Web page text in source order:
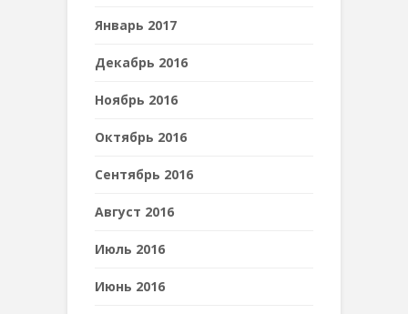
Январь 2017
Декабрь 2016
Ноябрь 2016
Октябрь 2016
Сентябрь 2016
Август 2016
Июль 2016
Июнь 2016